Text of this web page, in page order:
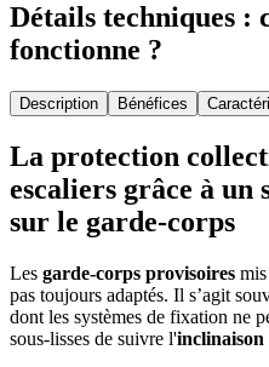
Détails techniques :
fonctionne ?
Description Bénéfices
La protection
escaliers grâce à un
sur le garde-corps
Les garde-corps provisoires
pas toujours adaptés. Il s’agit
dont les systèmes de fixation ne
sous-lisses de suivre l'inclinaison